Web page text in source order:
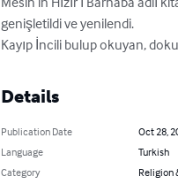
genişletildi ve yenilendi.
Kayıp İncili bulup okuyan,
Details
Publication Date
Oct 28,
Language
Turkish
Category
Religion